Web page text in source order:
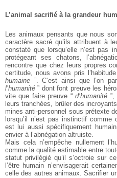
L’animal sacrifié à la grandeur
Les animaux pensants que nous
caractère sacré qu’ils attribuent à
constaté que lorsqu’elle n’est pas
protégeant ses chatons,
rencontre que chez leurs propres
certitude, nous avons pris
humaine ”. C’est ainsi que l’on
l’humanité ” dont font preuve les
vite que faire preuve “d’humanité ”,
leurs tranchées, brûlerdes incroyants
mines anti-personnel sous prétexte
lorsqu’il n’est pas instinctif comme
est lui aussi spécifiquement
envier à l’abnégation altruiste.
Mais cela n’empêche nullement
comme la qualité estimable entre
statut privilégié qu’il
s’octroie sur
l’être humain n’envisagerait
celle des autres animaux. Sacrifier